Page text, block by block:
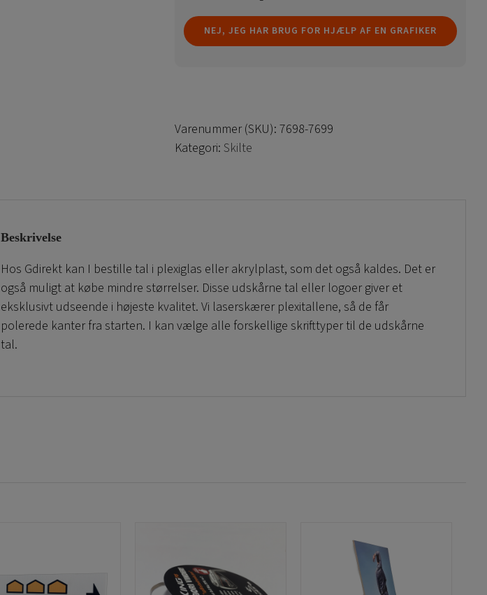
NEJ, JEG HAR BRUG FOR HJÆLP AF EN GRAFIKER
Varenummer (SKU): 7698-7699
Kategori: Skilte
Beskrivelse
Hos Gdirekt kan I bestille tal i plexiglas eller akrylplast, som det også kaldes. Det er
også muligt at købe mindre størrelser. Disse udskårne tal eller logoer giver et
eksklusivt udseende i højeste kvalitet. Vi laserskærer plexitallene, så de får
polerede kanter fra starten. I kan vælge alle forskellige skrifttyper til de udskårne
tal.
Hvis I har behov for hjælp eller har spørgsmål, så send os en forespørgsel via e-mail
tilinfo@gdirekt.se,
eller ring til os på telefonnummer +46 (0) 11-251515, så hjælper